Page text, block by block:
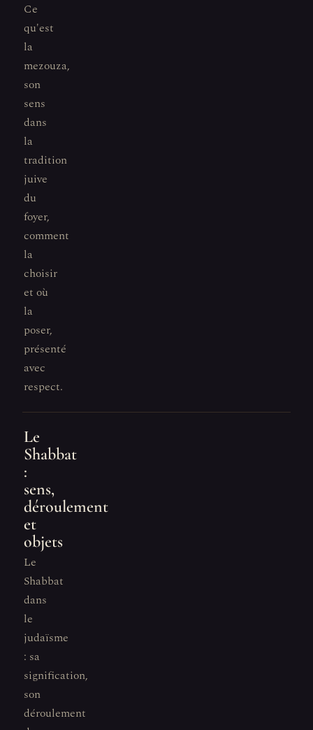
Ce
qu'est
la
mezouza,
son
sens
dans
la
tradition
juive
du
foyer,
comment
la
choisir
et où
la
poser,
présenté
avec
respect.
Le
Shabbat
:
sens,
déroulement
et
objets
Le
Shabbat
dans
le
judaïsme
: sa
signification,
son
déroulement